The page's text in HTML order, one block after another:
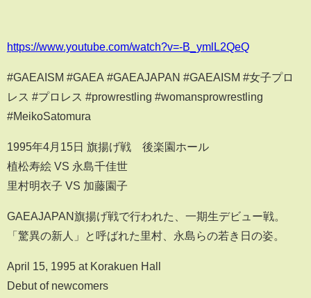
https://www.youtube.com/watch?v=-B_ymlL2QeQ
#GAEAISM #GAEA #GAEAJAPAN #GAEAISM #女子プロ
レス #プロレス #prowrestling #womansprowrestling
#MeikoSatomura
1995年4月15日 旗揚げ戦 後楽園ホール
植松寿絵 VS 永島千佳世
里村明衣子 VS 加藤園子
GAEAJAPAN旗揚げ戦で行われた、一期生デビュー戦。
「驚異の新人」と呼ばれた里村、永島らの若き日の姿。
April 15, 1995 at Korakuen Hall
Debut of newcomers